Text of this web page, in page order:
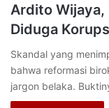
Ardito Wijaya,
Diduga
Skandal yang
bahwa reformasi
jargon belaka.